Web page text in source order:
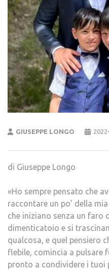
GIUSEPPE LONGO
di Giuseppe Longo
«Ho sempre pensato che
raccontare un po’ della
che iniziano senza un faro
dimenticatoio e si
qualcosa, e quel pensiero
flebile, comincia a pulsare
pronto a condividere i tuoi